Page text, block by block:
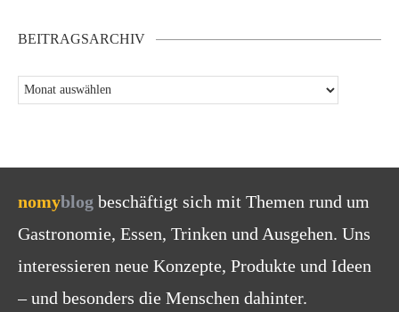
BEITRAGSARCHIV
nomyblog beschäftigt sich mit Themen rund um
Gastronomie, Essen, Trinken und Ausgehen. Uns
interessieren neue Konzepte, Produkte und Ideen
– und besonders die Menschen dahinter.